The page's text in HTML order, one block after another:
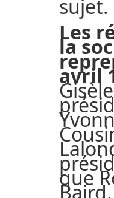
sujet.
Les
la
avril
que
Baird,